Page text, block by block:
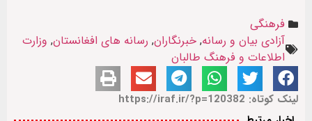
فرهنگی
آزادی بیان و رسانه, خبرنگاران, رسانه های افغانستان, وزارت
اطلاعات و فرهنگ طالبان
لینک کوتاه: https://iraf.ir/?p=120382